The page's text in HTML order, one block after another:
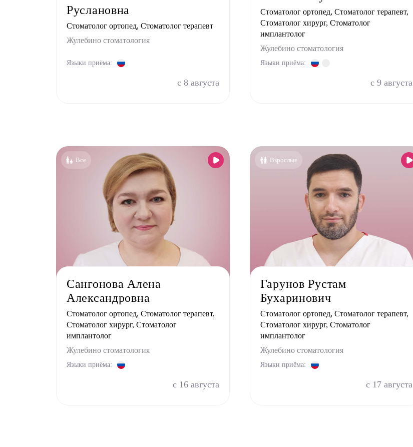
Эндокринолог
Руслановна
Стоматолог ортопед, Стоматолог терапевт
Жулебино стоматология
Языки приёма:
с 8 августа
Стоматолог ортопед, Стоматолог терапевт,
Стоматолог хирург, Стоматолог
имплантолог
Жулебино стоматология
Языки приёма:
с 9 августа
Все
Сангонова Алена
Александровна
Стоматолог ортопед, Стоматолог терапевт,
Стоматолог хирург, Стоматолог
имплантолог
Жулебино стоматология
Языки приёма:
с 16 августа
Взрослые
Гарунов Рустам
Бухаринович
Стоматолог ортопед, Стоматолог терапевт,
Стоматолог хирург, Стоматолог
имплантолог
Жулебино стоматология
Языки приёма:
с 17 августа